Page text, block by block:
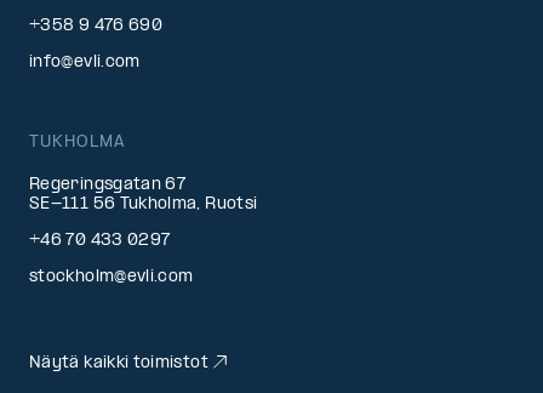
+358 9 476 690
info@evli.com
TUKHOLMA
Regeringsgatan 67
SE-111 56 Tukholma, Ruotsi
+46 70 433 0297
stockholm@evli.com
Näytä kaikki toimistot